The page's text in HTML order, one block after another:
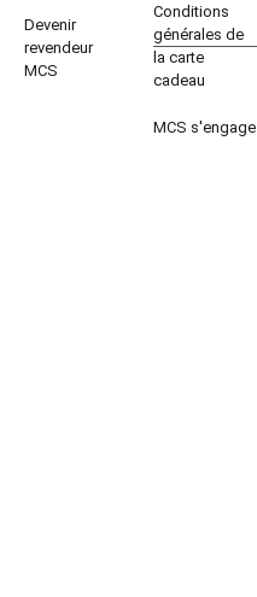
Devenir
revendeur
MCS
Conditions
générales de
la carte
cadeau
MCS s'engage